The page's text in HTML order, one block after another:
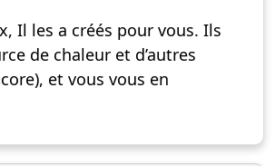
Il les a créés pour vous. Ils
de chaleur et d’autres
et vous vous en